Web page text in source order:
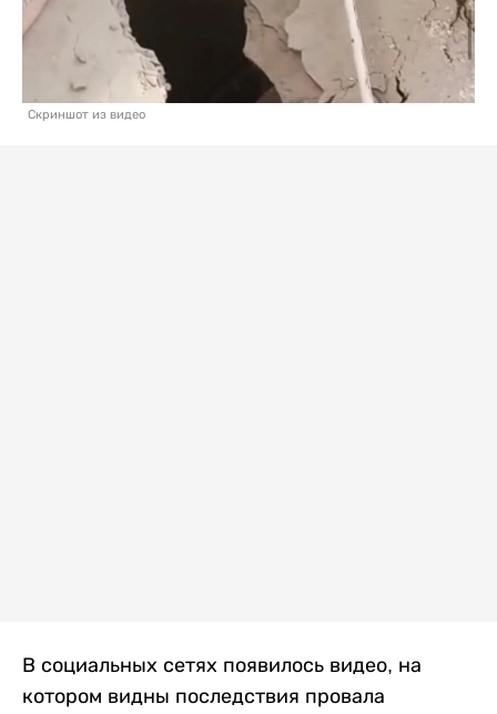
Скриншот из видео
В социальных сетях появилось видео, на
котором видны последствия провала